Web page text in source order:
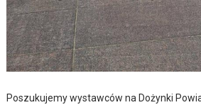
Poszukujemy wystawców na Dożynki